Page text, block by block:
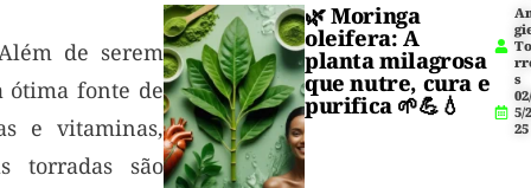
de serem
ótima fonte de
e vitaminas,
torradas são
🌿Moringa
oleifera: A
planta milagrosa
que nutre, cura e
purifica 🌱💪💧
To
s
5/
25